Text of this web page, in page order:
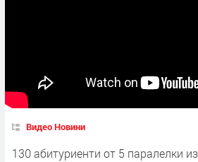
Видео Новини
130 абитуриенти от 5 паралелки